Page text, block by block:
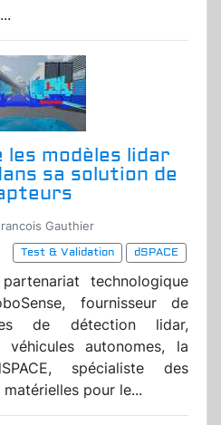
les modèles lidar
sa solution de
Gauthier
Test & Validation
dSPACE
technologique
fournisseur de
de détection lidar,
autonomes, la
spécialiste des
pour le...